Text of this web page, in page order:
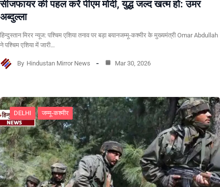
सीजफायर की पहल करें पीएम मोदी, युद्ध जल्द खत्म हो: उमर
अब्दुल्ला
हिन्दुस्तान मिरर न्यूज: पश्चिम एशिया तनाव पर बड़ा बयानजम्मू-कश्मीर के मुख्यमंत्री Omar Abdullah
ने पश्चिम एशिया में जारी…
By Hindustan Mirror News Mar 30, 2026
DELHI जम्मू-कश्मीर